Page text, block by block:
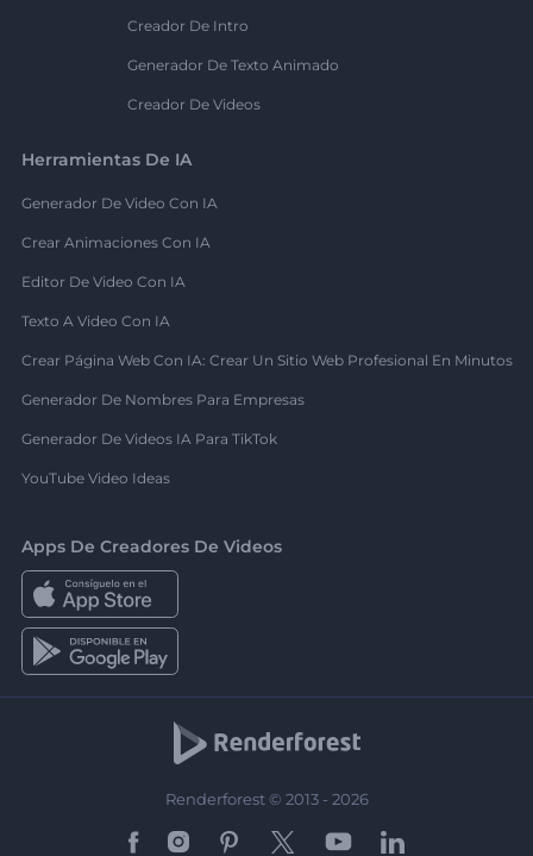
Creador De Intro
Generador De Texto Animado
Creador De Videos
Herramientas De IA
Generador De Video Con IA
Crear Animaciones Con IA
Editor De Video Con IA
Texto A Video Con IA
Crear Página Web Con IA: Crear Un Sitio Web Profesional En Minutos
Generador De Nombres Para Empresas
Generador De Videos IA Para TikTok
YouTube Video Ideas
Apps De Creadores De Videos
Renderforest © 2013 - 2026